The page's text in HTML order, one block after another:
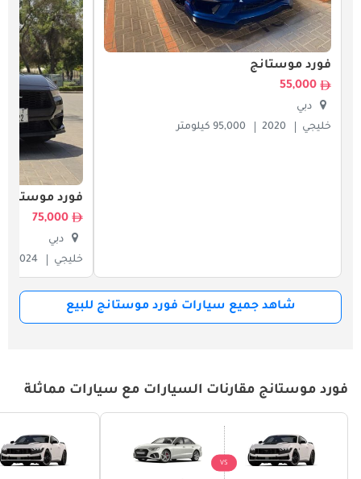
فورد موستانج
55,000
دبي
خليجي
2020 95,000 كيلومتر
فورد موستانج
75,000
دبي
خليجي
2024
شاهد جميع سيارات فورد موستانج للبيع
فورد موستانج مقارنات السيارات مع سيارات مماثلة
VS